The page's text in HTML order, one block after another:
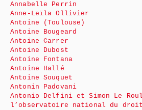
Annabelle Perrin
Anne-Leïla Ollivier
Antoine (Toulouse)
Antoine Bougeard
Antoine Carrer
Antoine Dubost
Antoine Fontana
Antoine Hallé
Antoine Souquet
Antonin Padovani
Antonio Delfini et Simon Le
l’observatoire national du